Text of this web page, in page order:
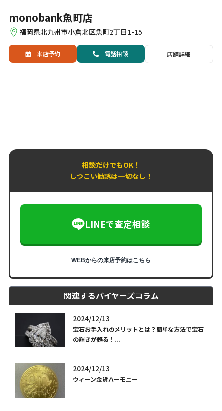
monobank魚町店
福岡県北九州市小倉北区魚町2丁目1-15
来店予約 電話相談 店舗詳細
相談だけでもOK！
しつこい勧誘は一切なし！
LINEで査定相談
WEBからの来店予約はこちら
関連するバイヤーズコラム
2024/12/13
宝石お手入れのメリットとは？簡単な方法で宝石
の輝きが甦る！...
2024/12/13
ウィーン金貨ハーモニー